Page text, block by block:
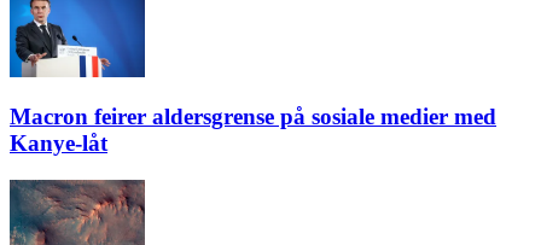
Macron feirer aldersgrense på sosiale medier med
Kanye-låt